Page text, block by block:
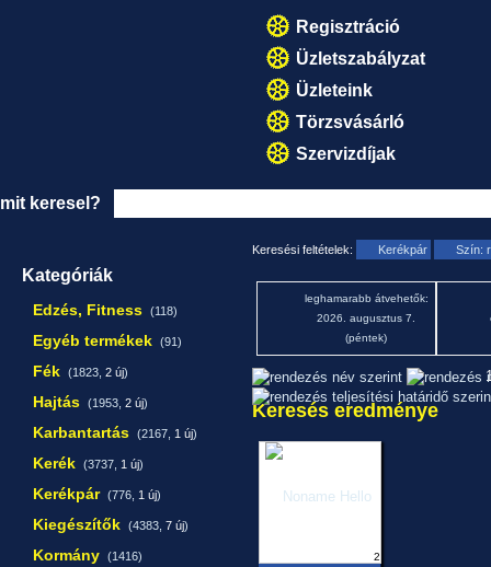
Regisztráció
Üzletszabályzat
Üzleteink
Törzsvásárló
Szervizdíjak
mit keresel?
Kategóriák
Edzés, Fitness (118)
Egyéb termékek (91)
Fék (1823, 2 új)
Hajtás (1953, 2 új)
Karbantartás (2167, 1 új)
Kerék (3737, 1 új)
Kerékpár (776, 1 új)
Kiegészítők (4383, 7 új)
Kormány (1416)
Keresési feltételek: Kerékpár Szín:
leghamarabb átvehetők:
2026. augusztus 7.
(péntek)
Keresés eredménye
2